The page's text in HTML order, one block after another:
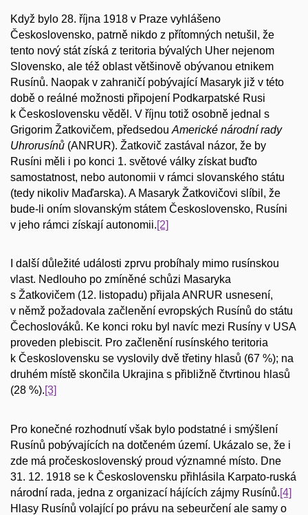
Když bylo 28. října 1918 v Praze vyhlášeno
Československo, patrně nikdo z přítomných netušil, že
tento nový stát získá z teritoria bývalých Uher nejenom
Slovensko, ale též oblast většinově obývanou etnikem
Rusínů. Naopak v zahraničí pobývající Masaryk již v této
době o reálné možnosti připojení Podkarpatské Rusi
k Československu věděl. V říjnu totiž osobně jednal s
Grigorim Žatkovičem, předsedou Americké národní rady
Uhrorusínů (ANRUR). Žatkovič zastával názor, že by
Rusíni měli i po konci 1. světové války získat buďto
samostatnost, nebo autonomii v rámci slovanského státu
(tedy nikoliv Maďarska). A Masaryk Žatkovičovi slíbil, že
bude-li oním slovanským státem Československo, Rusíni
v jeho rámci získají autonomii.[2]
I další důležité události zprvu probíhaly mimo rusínskou
vlast. Nedlouho po zmíněné schůzi Masaryka
s Žatkovičem (12. listopadu) přijala ANRUR usnesení,
v němž požadovala začlenění evropských Rusínů do státu
Čechoslováků. Ke konci roku byl navíc mezi Rusíny v USA
proveden plebiscit. Pro začlenění rusínského teritoria
k Československu se vyslovily dvě třetiny hlasů (67 %); na
druhém místě skončila Ukrajina s přibližně čtvrtinou hlasů
(28 %).[3]
Pro konečné rozhodnutí však bylo podstatné i smýšlení
Rusínů pobývajících na dotčeném území. Ukázalo se, že i
zde má pročeskoslovenský proud významné místo. Dne
31. 12. 1918 se k Československu přihlásila Karpato-ruská
národní rada, jedna z organizací hájících zájmy Rusínů.[4]
Hlasy Rusínů volající po právu na sebeurčení ale samy o